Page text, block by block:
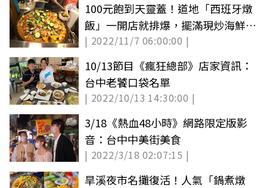
100元飽到天靈蓋！道地「西班牙燉
飯」一開店就排爆，擺滿現炒海鮮料
太澎派
| 2022/11/7 06:00:00 |
10/13節目《瘋狂總部》店家資訊：
台中老饕口袋名單
| 2022/10/13 14:30:00 |
3/18《熱血48小時》網路限定版影
音：台中中美街美食
| 2022/3/18 02:07:15 |
旱溪夜市名攤復活！人氣「鍋煮燉